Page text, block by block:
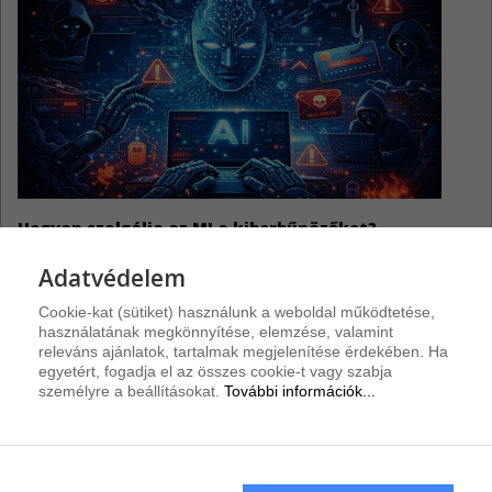
Hogyan szolgálja az MI a kiberbűnözőket?
Riasztások
A Discourse-hoz három biztonsági javítás vált elérhetővé.
Adatvédelem
Cookie-kat (sütiket) használunk a weboldal működtetése,
használatának megkönnyítése, elemzése, valamint
releváns ajánlatok, tartalmak megjelenítése érdekében. Ha
egyetért, fogadja el az összes cookie-t vagy szabja
személyre a beállításokat. További információk...